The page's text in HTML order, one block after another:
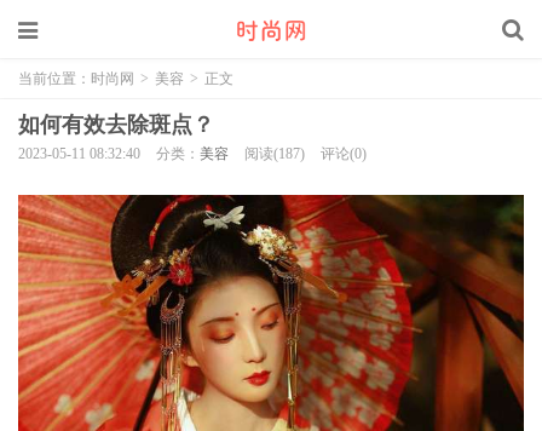
当前位置： 时尚网 > 美容 > 正文
如何有效去除斑点？
2023-05-11 08:32:40 分类： 美容 阅读(187) 评论(0)